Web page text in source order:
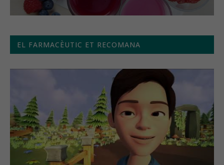
EL FARMACÈUTIC ET RECOMANA